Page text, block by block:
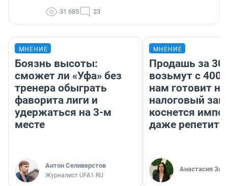
31 685 23
МНЕНИЕ
Боязнь высоты:
сможет ли «Уфа» без
тренера обыграть
фаворита лиги и
удержаться на 3-м
месте
Антон Селиверстов
Журналист UFA1.RU
МНЕНИЕ
Продашь за
возьмут с
нам готовит
налоговый
коснется
даже
Анастасия